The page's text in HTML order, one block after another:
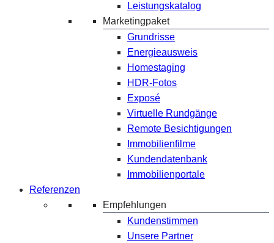
Leistungskatalog
Marketingpaket
Grundrisse
Energieausweis
Homestaging
HDR-Fotos
Exposé
Virtuelle Rundgänge
Remote Besichtigungen
Immobilienfilme
Kundendatenbank
Immobilienportale
Referenzen
Empfehlungen
Kundenstimmen
Unsere Partner